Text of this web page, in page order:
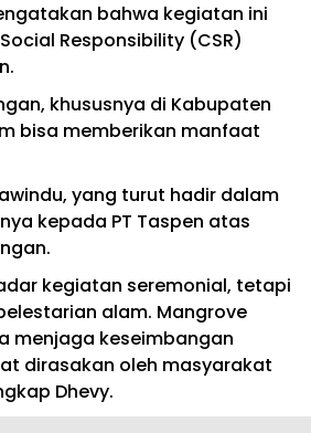
bahwa kegiatan ini
Responsibility (CSR)
khususnya di Kabupaten
bisa memberikan manfaat
yang turut hadir dalam
kepada PT Taspen atas
kegiatan seremonial, tetapi
alam. Mangrove
menjaga keseimbangan
dirasakan oleh masyarakat
Dhevy.